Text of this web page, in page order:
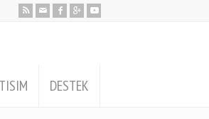
DESTEK